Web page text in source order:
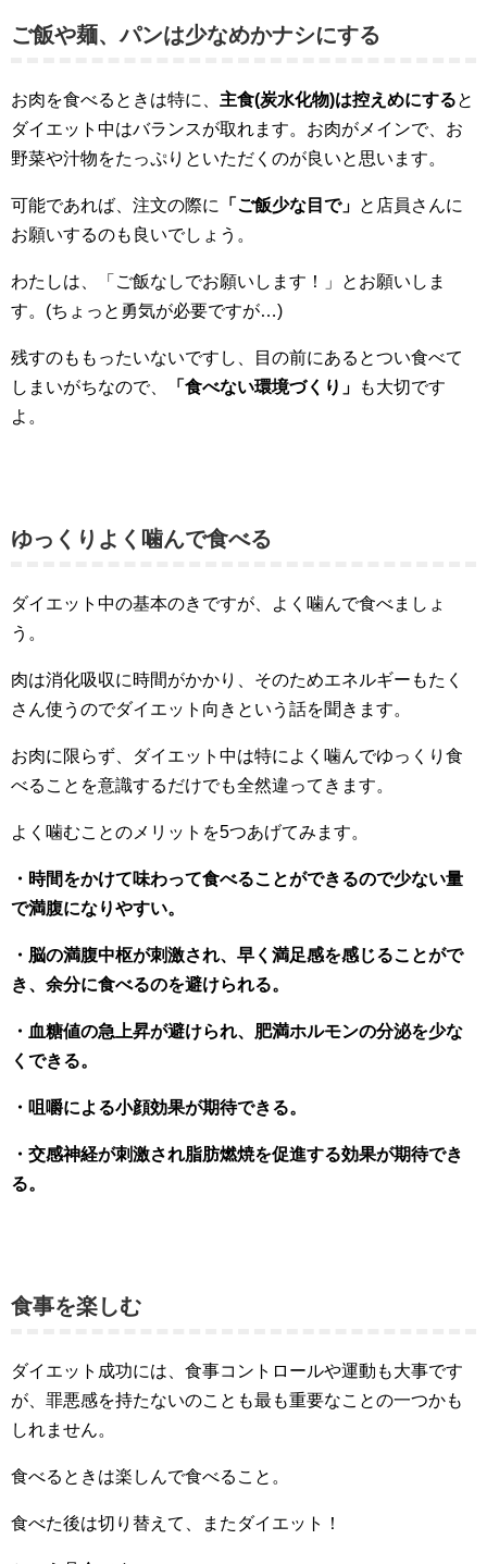
ご飯や麺、パンは少なめかナシにする
お肉を食べるときは特に、 主食(炭水化物)は控えめにすると
ダイエット中はバランスが取れます。お肉がメインで、お
野菜や汁物をたっぷりといただくのが良いと思います。
可能であれば、注文の際に 「ご飯少な目で」 と店員さんに
お願いするのも良いでしょう。
わたしは、「ご飯なしでお願いします！」とお願いしま
す。(ちょっと勇気が必要ですが…)
残すのももったいないですし、目の前にあるとつい食べて
しまいがちなので、
「食べない環境づくり」
も大切です
よ。
ゆっくりよく噛んで食べる
ダイエット中の基本のきですが、よく噛んで食べましょ
う。
肉は消化吸収に時間がかかり、そのためエネルギーもたく
さん使うのでダイエット向きという話を聞きます。
お肉に限らず、ダイエット中は特によく噛んでゆっくり食
べることを意識するだけでも全然違ってきます。
よく噛むことのメリットを5つあげてみます。
・時間をかけて味わって食べることができるので少ない量
で満腹になりやすい。
・脳の満腹中枢が刺激され、早く満足感を感じることがで
き、余分に食べるのを避けられる。
・血糖値の急上昇が避けられ、肥満ホルモンの分泌を少な
くできる。
・咀嚼による小顔効果が期待できる。
・交感神経が刺激され脂肪燃焼を促進する効果が期待でき
る。
食事を楽しむ
ダイエット成功には、食事コントロールや運動も大事です
が、罪悪感を持たないのことも最も重要なことの一つかも
しれません。
食べるときは楽しんで食べること。
食べた後は切り替えて、またダイエット！